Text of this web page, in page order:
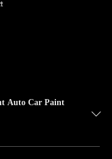
Auto Car Paint